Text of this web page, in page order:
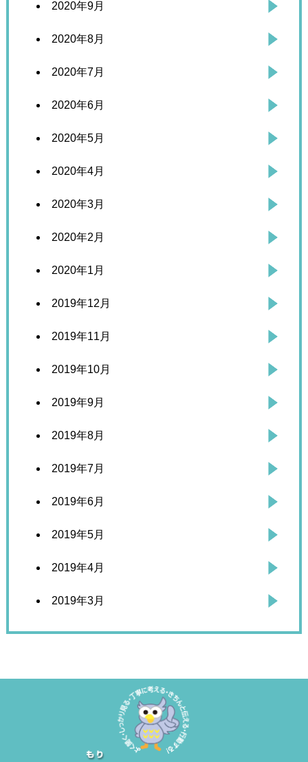
2020年9月
2020年8月
2020年7月
2020年6月
2020年5月
2020年4月
2020年3月
2020年2月
2020年1月
2019年12月
2019年11月
2019年10月
2019年9月
2019年8月
2019年7月
2019年6月
2019年5月
2019年4月
2019年3月